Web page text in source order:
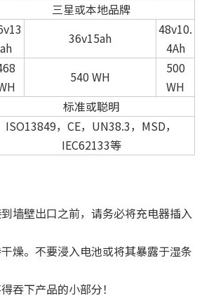
三星或本地品牌
ah
36v15ah
48v10.
4Ah
540 WH
500
WH
标准或聪明
ISO13849，CE，UN38.3，MSD，
IEC62133等
墙壁出口之前，请务必将充电器插入
燥。不要浸入电池或将其暴露于湿条
吞下产品的小部分！